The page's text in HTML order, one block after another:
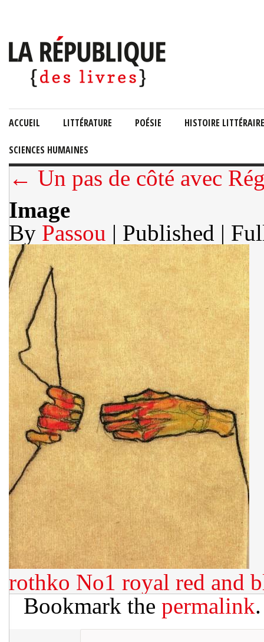
ACCUEIL LITTÉRATURE POÉSIE HISTOIRE LITTÉRAIRE
SCIENCES HUMAINES
← Un pas de côté avec
Image
By Passou | Published |
rothko No1 royal red and
Bookmark the permalink.